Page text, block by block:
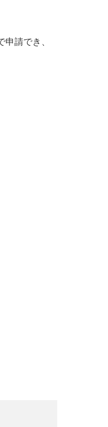
請でき、